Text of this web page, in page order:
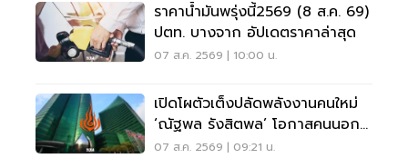
ราคาน้ำมันพรุ่งนี้2569 (8 ส.ค. 69)
ปตท. บางจาก อัปเดตราคาล่าสุด
07 ส.ค. 2569 | 10:00 น.
เปิดโผตัวเต็งปลัดพลังงานคนใหม่
‘ณัฐพล รังสิตพล’ โอกาสคนนอก
มาแรง 95%
07 ส.ค. 2569 | 09:21 น.